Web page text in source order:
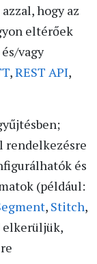
hogy az
eltérőek
vagy
,REST API,
rendelkezésre
és
(például:
, Stitch,
elkerüljük,